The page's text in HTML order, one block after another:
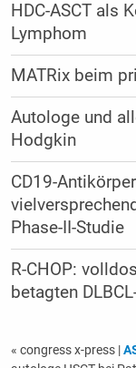
HDC-ASCT als
Lymphom
MATRix beim
Autologe und
Hodgkin
CD19-
Phase-II-Studie
R-CHOP:
betagten
« congress x-press |